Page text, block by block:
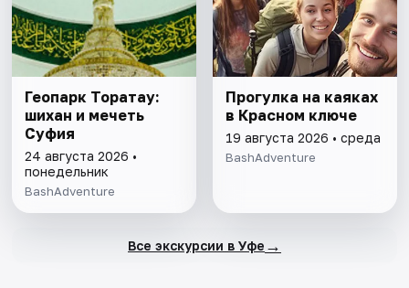
Геопарк Торатау:
шихан и мечеть
Суфия
24 августа 2026 •
понедельник
BashAdventure
Прогулка на каяках
в Красном ключе
19 августа 2026 • среда
BashAdventure
Все экскурсии в Уфе →